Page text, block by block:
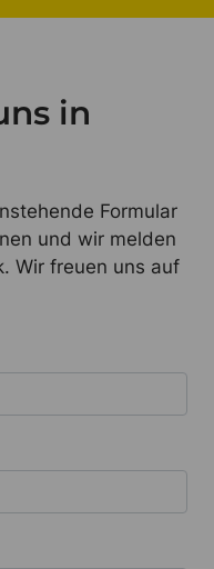
in
Formular
und wir melden
Wir freuen uns auf